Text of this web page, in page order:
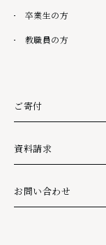
卒業生の方
教職員の方
ご寄付
外部リンク
資料請求
お問い合わせ
外部リンク